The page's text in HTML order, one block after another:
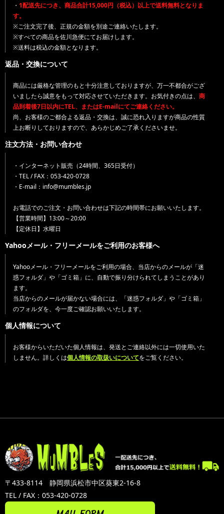
・ 1配送先につき、商品合計15,000円（税込）以上で送料無料となりま
す。
※ご注文完了後、正規の金額を別途ご連絡いたします。
※すべての商品を佐川急便にてお届けします。
※送料は税込の金額となります。
返品・交換について
商品には厳格な管理のもと十分注意しておりますが、万一不都合がござ
いましたら誠意をもって対応させていただきます。お気付きの点は、 商
品到着後7日以内にTEL、またはE-mailにてご連絡ください。
尚、お客様のご都合よる返品・交換は、誠に恐れ入りますが商品の性質
上お断りしておりますので、あらかじめご了承くださいませ。
注文方法・お問い合わせ
・インターネット販売（24時間、365日受付）
・TEL / FAX：053-420-0728
・E-mail：info@mumbles.jp
お電話でのご注文・お問い合わせは下記の時間帯にお願いいたします。
【営業時間】13:00～20:00
【定休日】水曜日
Yahooメール・フリーメールをご利用のお客様へ
Yahooメール・フリーメールをご利用の場合、当店からのメールが「迷
惑フォルダ」や「ゴミ箱」に、自動で振り分けられてしまうことがあり
ます。
当店からのメールが届かない場合には、「迷惑フォルダ」や「ゴミ箱」
のフォルダを、今一度ご確認お願いいたします。
個人情報について
お客様からいただいた個人情報は、発送とご連絡以外には一切使用いた
しません。詳しくは個人情報の取扱いについてをご覧ください。
〒433-8114 静岡県浜松市中区葵東2-16-8
TEL / FAX：053-420-0728